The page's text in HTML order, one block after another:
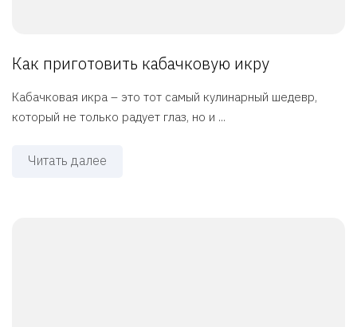
Как приготовить кабачковую икру
Кабачковая икра – это тот самый кулинарный шедевр,
который не только радует глаз, но и ...
Читать далее